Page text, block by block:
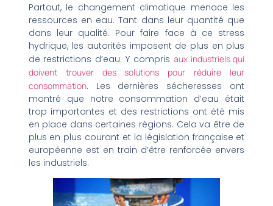
Partout, le changement climatique menace les
ressources en eau. Tant dans leur quantité que
dans leur qualité. Pour faire face à ce stress
hydrique, les autorités imposent de plus en plus
de restrictions d’eau. Y compris aux industriels qui
doivent trouver des solutions pour réduire leur
consommation. Les dernières sécheresses ont
montré que notre consommation d’eau était
trop importantes et des restrictions ont été mis
en place dans certaines régions. Cela va être de
plus en plus courant et la législation française et
européenne est en train d’être renforcée envers
les industriels.